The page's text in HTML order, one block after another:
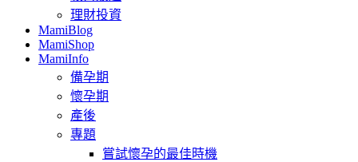
理財投資
MamiBlog
MamiShop
MamiInfo
備孕期
懷孕期
產後
專題
嘗試懷孕的最佳時機